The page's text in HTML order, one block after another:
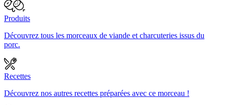
Produits
Découvrez tous les morceaux de viande et charcuteries issus du
porc.
Recettes
Découvrez nos autres recettes préparées avec ce morceau !